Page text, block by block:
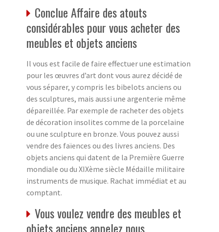
Conclue Affaire des atouts
considérables pour vous acheter des
meubles et objets anciens
Il vous est facile de faire effectuer une estimation
pour les œuvres d’art dont vous aurez décidé de
vous séparer, y compris les bibelots anciens ou
des sculptures, mais aussi une argenterie même
dépareillée. Par exemple de racheter des objets
de décoration insolites comme de la porcelaine
ou une sculpture en bronze. Vous pouvez aussi
vendre des faïences ou des livres anciens. Des
objets anciens qui datent de la Première Guerre
mondiale ou du XIXème siècle Médaille militaire
instruments de musique. Rachat immédiat et au
comptant.
Vous voulez vendre des meubles et
objets anciens appelez nous…